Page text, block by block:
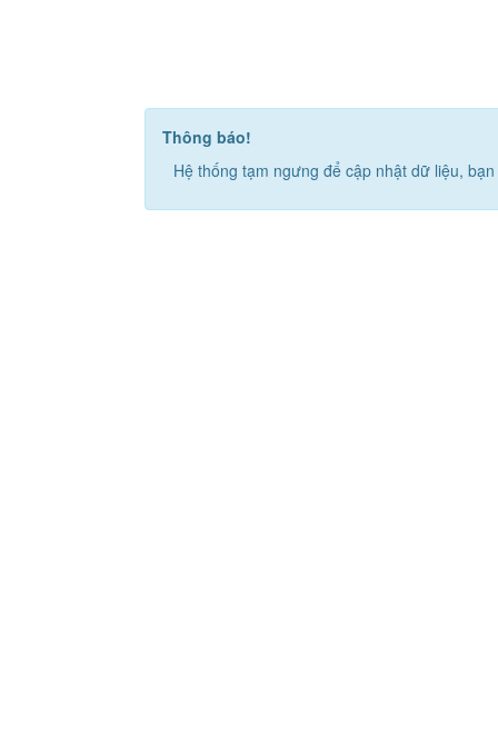
Thông báo!
Hệ thống tạm ngưng để cập nhật dữ liệu,